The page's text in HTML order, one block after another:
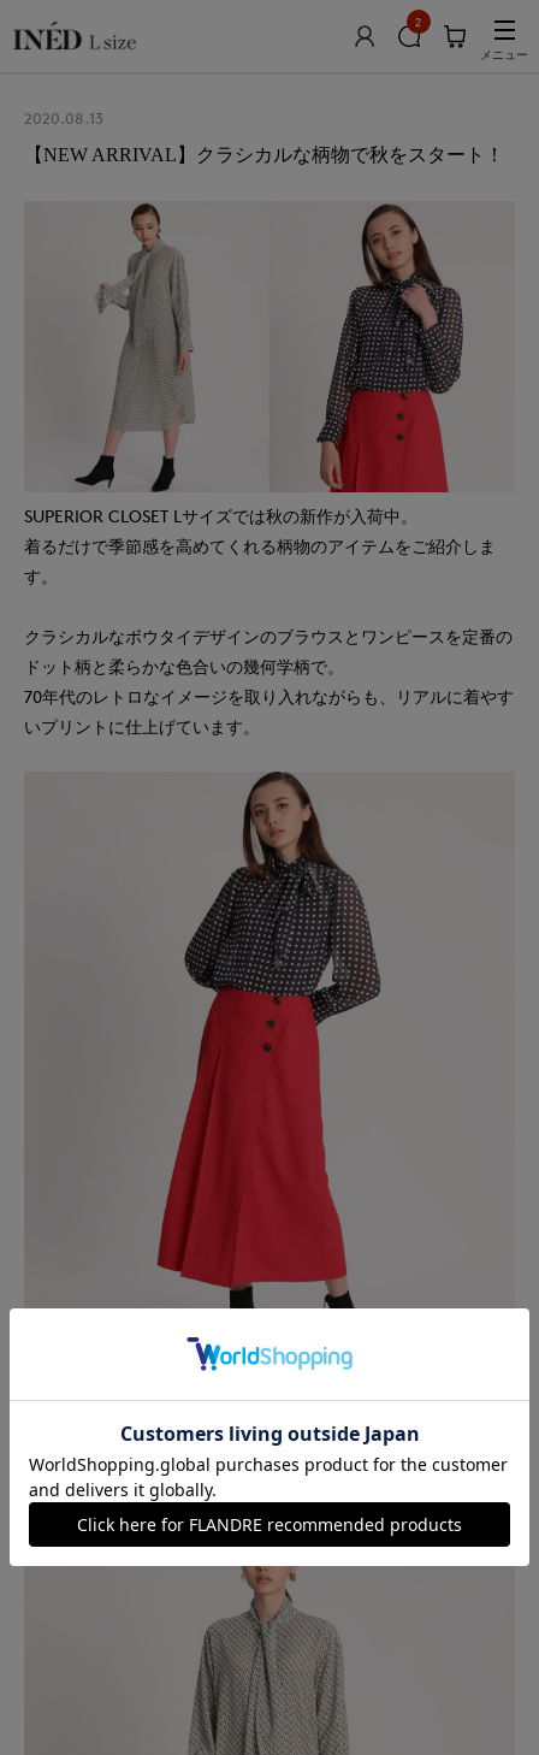
2
メニュー
2020.08.13
【NEW ARRIVAL】クラシカルな柄物で秋をスタート！
SUPERIOR CLOSET Lサイズでは秋の新作が入荷中。
着るだけで季節感を高めてくれる柄物のアイテムをご紹介しま
す。
クラシカルなボウタイデザインのブラウスとワンピースを定番の
ドット柄と柔らかな色合いの幾何学柄で。
70年代のレトロなイメージを取り入れながらも、リアルに着やす
いプリントに仕上げています。
ボウタイブラウス ￥24,200 (税込) ≫